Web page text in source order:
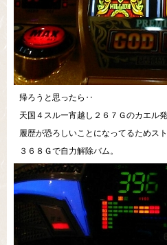
帰ろうと思ったら‥
天国４スルー宵越し２６７Ｇのカエル発
履歴が恐ろしいことになってるためス
３６８Ｇで自力解除バム。